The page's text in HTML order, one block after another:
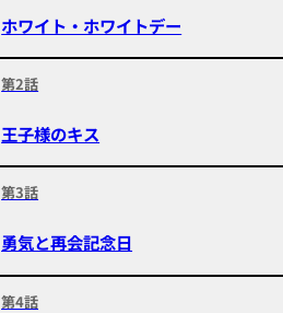
ホワイト・ホワイトデー
第2話
王子様のキス
第3話
勇気と再会記念日
第4話